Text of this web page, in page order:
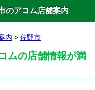
のアコム店舗案内
内 > 佐野市
ムの店舗情報が満